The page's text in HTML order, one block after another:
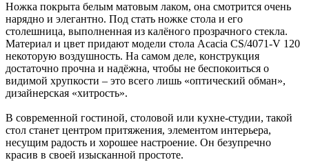
Ножка покрыта белым матовым лаком, она смотрится очень
нарядно и элегантно. Под стать ножке стола и его
столешница, выполненная из калёного прозрачного стекла.
Материал и цвет придают модели стола Acacia CS/4071-V 120
некоторую воздушность. На самом деле, конструкция
достаточно прочна и надёжна, чтобы не беспокоиться о
видимой хрупкости – это всего лишь «оптический обман»,
дизайнерская «хитрость».
В современной гостиной, столовой или кухне-студии, такой
стол станет центром притяжения, элементом интерьера,
несущим радость и хорошее настроение. Он безупречно
красив в своей изысканной простоте.